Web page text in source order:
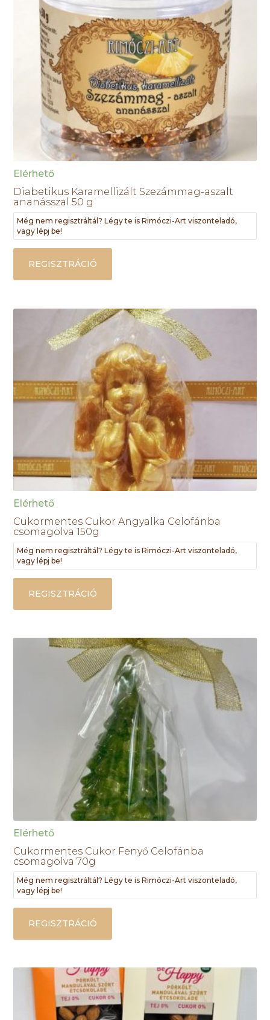
Elérhető
Diabetikus Karamellizált Szezámmag-aszalt
ananásszal 50 g
Még nem regisztráltál? Légy te is Rimóczi-Art viszonteladó,
vagy lépj be!
REGISZTRÁCIÓ
Elérhető
Cukormentes Cukor Angyalka Celofánba
csomagolva 150g
Még nem regisztráltál? Légy te is Rimóczi-Art viszonteladó,
vagy lépj be!
REGISZTRÁCIÓ
Elérhető
Cukormentes Cukor Fenyő Celofánba
csomagolva 70g
Még nem regisztráltál? Légy te is Rimóczi-Art viszonteladó,
vagy lépj be!
REGISZTRÁCIÓ